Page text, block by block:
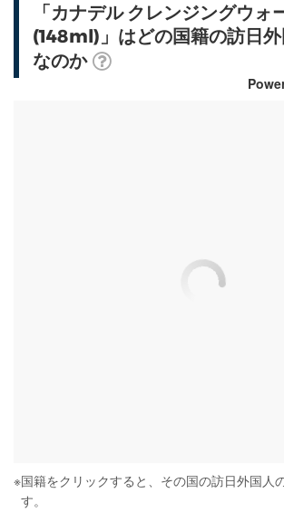
「カナデル クレンジングウォ
(148ml)」はどの国籍の訪日
なのか
※国籍をクリックすると、その国の訪日外国人
す。